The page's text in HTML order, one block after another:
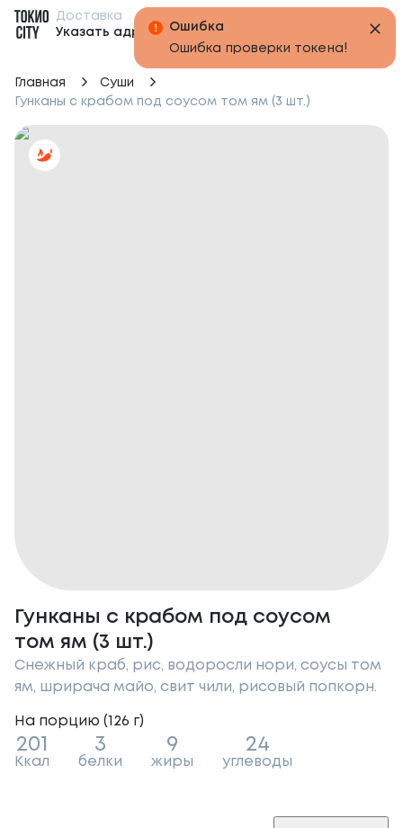
Доставка
Указать адрес
Главная
Суши
Гунканы с крабом под соусом том ям (3 шт.)
Гунканы с крабом под соусом
том ям (3 шт.)
Снежный краб, рис, водоросли нори, соусы том
ям, шрирача майо, свит чили, рисовый попкорн.
На порцию (126 г)
201
Ккал
3
белки
9
жиры
24
углеводы